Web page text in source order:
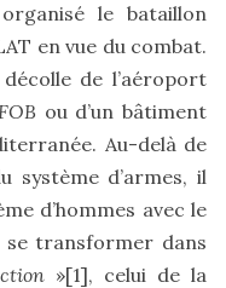
le bataillon
en vue du combat.
de l’aéroport
ou d’un bâtiment
Au-delà de
système d’armes, il
d’hommes avec le
transformer dans
»[1], celui de la